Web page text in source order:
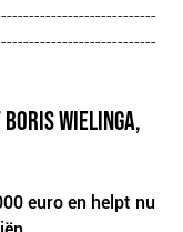
WIELINGA,
euro en helpt nu